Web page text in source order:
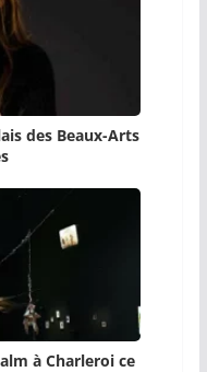
des Beaux-Arts
à Charleroi ce